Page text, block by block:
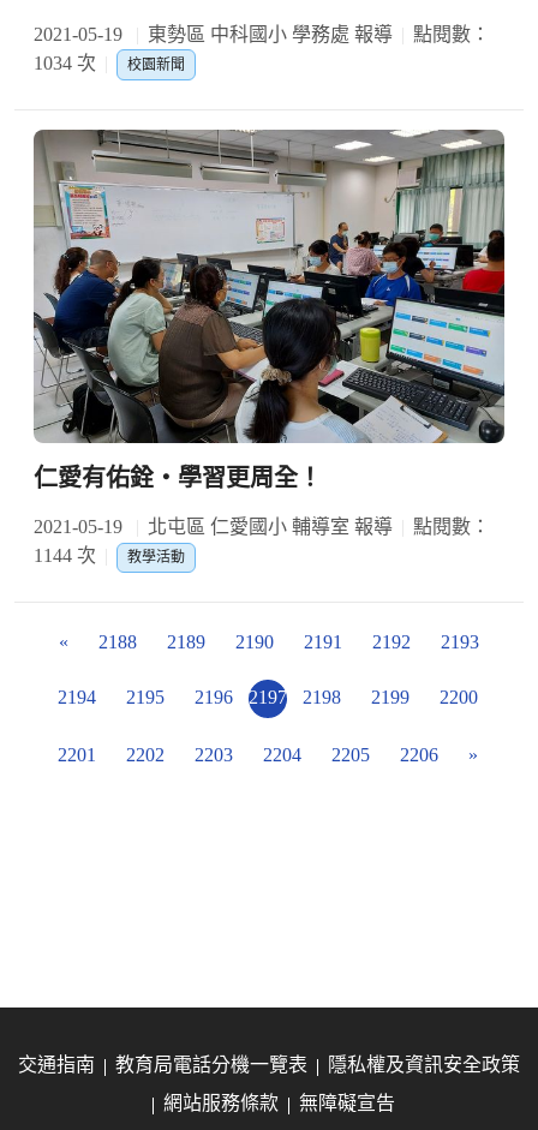
2021-05-19 東勢區 中科國小 學務處 報導
點閱數：
1034 次
校園新聞
仁愛有佑銓‧學習更周全！
2021-05-19 北屯區 仁愛國小 輔導室 報導
點閱數：
1144 次
教學活動
« 2188 2189 2190 2191 2192 2193
2194 2195 2196 2197 2198 2199 2200
2201 2202 2203 2204 2205 2206 »
交通指南 教育局電話分機一覽表
隱私權及資訊安全政策
網站服務條款
無障礙宣告